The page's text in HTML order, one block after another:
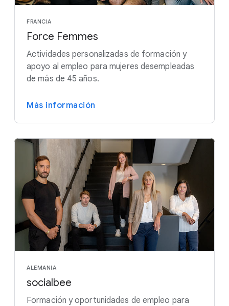
FRANCIA
Force Femmes
Actividades personalizadas de formación y
apoyo al empleo para mujeres desempleadas
de más de 45 años.
Más información
ALEMANIA
socialbee
Formación y oportunidades de empleo para